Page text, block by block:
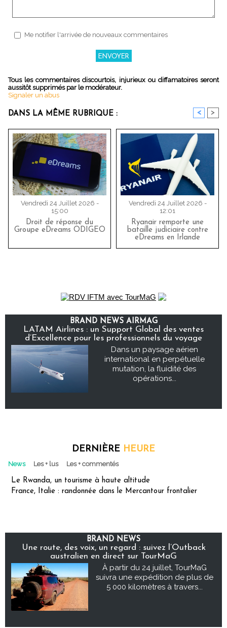
Me notifier l'arrivée de nouveaux commentaires
Tous les commentaires discourtois, injurieux ou diffamatoires seront
aussitôt supprimés par le modérateur.
Signaler un abus
DANS LA MÊME RUBRIQUE : < >
Vendredi 24 Juillet 2026 -
15:00
Droit de réponse du
Groupe eDreams ODIGEO
Vendredi 24 Juillet 2026 -
12:01
Ryanair remporte une
bataille judiciaire contre
eDreams en Irlande
BRAND NEWS AIRMAG
LATAM Airlines : un Support Global des ventes
d’Excellence pour les professionnels du voyage
Dans un paysage aérien
international en perpétuelle
mutation, la fluidité des
opérations...
DERNIÈRE HEURE
News Les + lus Les + commentés
Le Rwanda, un tourisme à haute altitude
France, Italie : randonnée dans le Mercantour frontalier
BRAND NEWS
Une route, des voix, un regard : suivez l’Outback
australien en direct sur TourMaG
À partir du 24 juillet, TourMaG
suivra une expédition de plus de
5 000 kilomètres à travers...